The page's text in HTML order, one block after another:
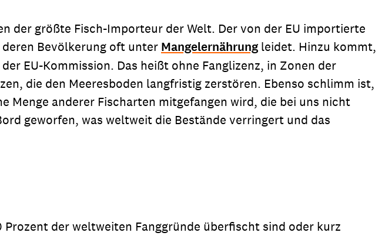
der größte Fisch-Importeur der Welt. Der von der EU importierte
Bevölkerung oft unter Mangelernährung leidet. Hinzu kommt,
EU-Kommission. Das heißt ohne Fanglizenz, in Zonen der
die den Meeresboden langfristig zerstören. Ebenso schlimm ist,
Menge anderer Fischarten mitgefangen wird, die bei uns nicht
geworfen, was weltweit die Bestände verringert und das
der weltweiten Fanggründe überfischt sind oder kurz